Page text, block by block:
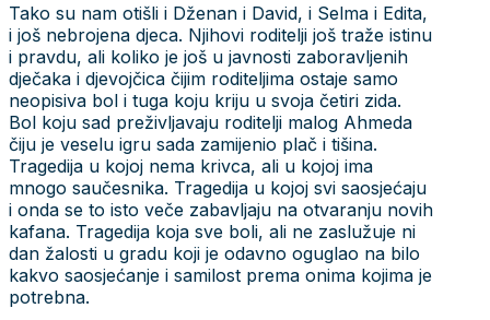
Tako su nam otišli i Dženan i David, i Selma i Edita,
i još nebrojena djeca. Njihovi roditelji još traže istinu
i pravdu, ali koliko je još u javnosti zaboravljenih
dječaka i djevojčica čijim roditeljima ostaje samo
neopisiva bol i tuga koju kriju u svoja četiri zida.
Bol koju sad preživljavaju roditelji malog Ahmeda
čiju je veselu igru sada zamijenio plač i tišina.
Tragedija u kojoj nema krivca, ali u kojoj ima
mnogo saučesnika. Tragedija u kojoj svi saosjećaju
i onda se to isto veče zabavljaju na otvaranju novih
kafana. Tragedija koja sve boli, ali ne zaslužuje ni
dan žalosti u gradu koji je odavno oguglao na bilo
kakvo saosjećanje i samilost prema onima kojima je
potrebna.